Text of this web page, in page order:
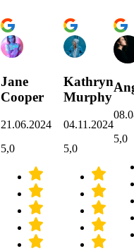
Jane
Cooper
21.06.2024
5,0
Kathryn
Murphy
04.11.2024
5,0
5,0